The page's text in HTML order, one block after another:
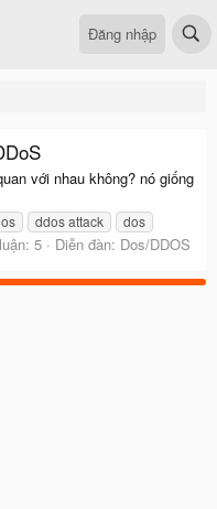
Đăng nhập
với nhau không? nó giống
ddos attack
dos
5 Diễn đàn: Dos/DDOS